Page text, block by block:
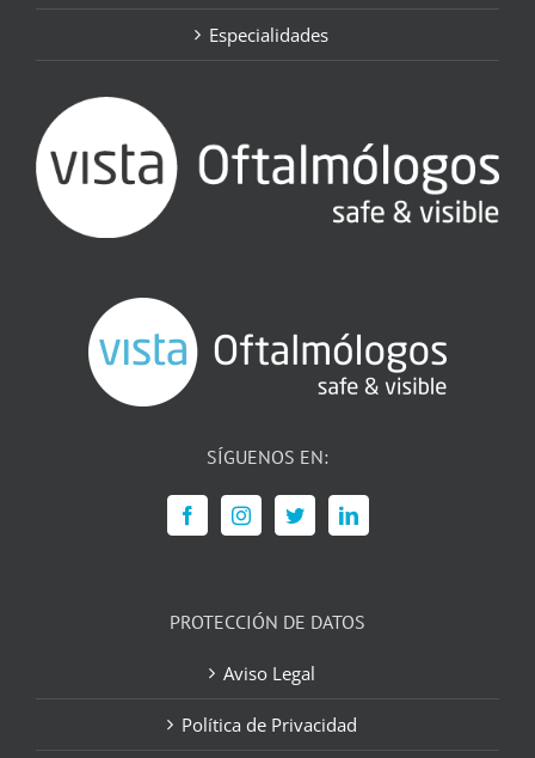
Especialidades
SÍGUENOS EN:
PROTECCIÓN DE DATOS
Aviso Legal
Política de Privacidad